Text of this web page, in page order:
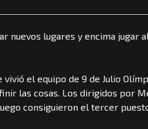
nuevos lugares y encima jugar
vivió el equipo de 9 de Julio
las cosas. Los dirigidos por
consiguieron el tercer